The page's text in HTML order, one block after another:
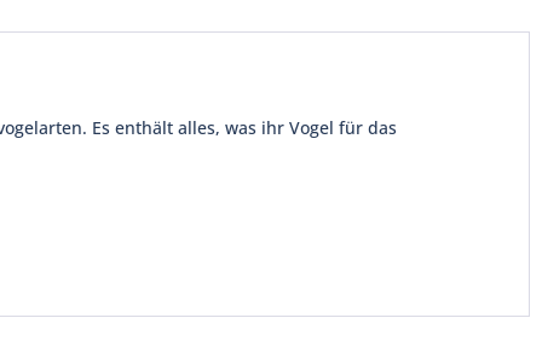
Es enthält alles, was ihr Vogel für das